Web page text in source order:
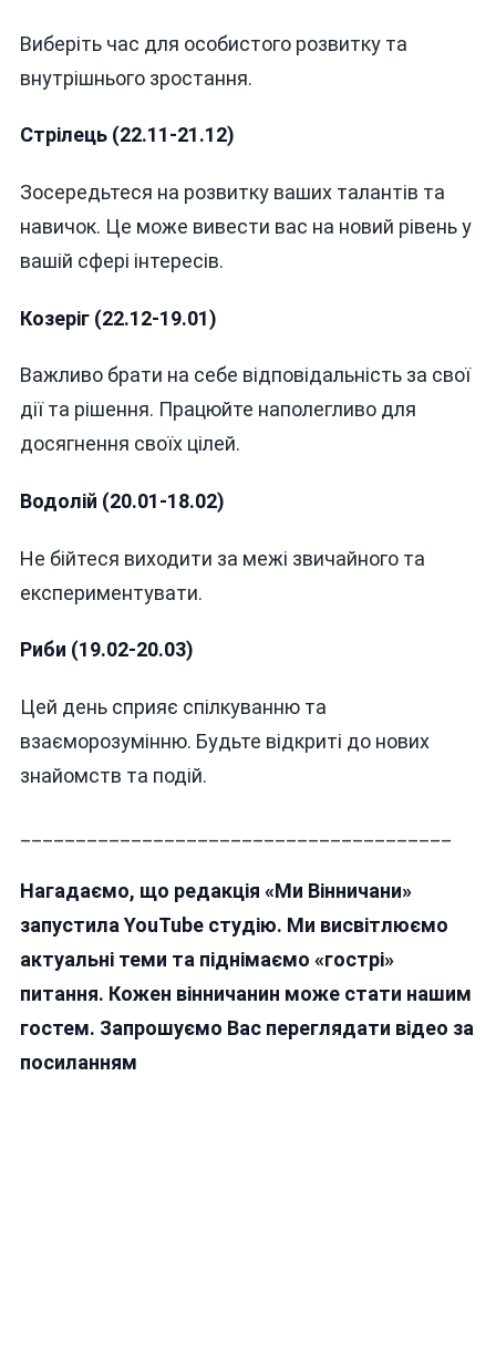
Виберіть час для особистого розвитку та
внутрішнього зростання.
Стрілець (22.11-21.12)
Зосередьтеся на розвитку ваших талантів та
навичок. Це може вивести вас на новий рівень у
вашій сфері інтересів.
Козеріг (22.12-19.01)
Важливо брати на себе відповідальність за свої
дії та рішення. Працюйте наполегливо для
досягнення своїх цілей.
Водолій (20.01-18.02)
Не бійтеся виходити за межі звичайного та
експериментувати.
Риби (19.02-20.03)
Цей день сприяє спілкуванню та
взаєморозумінню. Будьте відкриті до нових
знайомств та подій.
Нагадаємо, що редакція «Ми Вінничани»
запустила YouTube студію. Ми висвітлюємо
актуальні теми та піднімаємо «гострі»
питання. Кожен вінничанин може стати нашим
гостем. Запрошуємо Вас переглядати відео за
посиланням